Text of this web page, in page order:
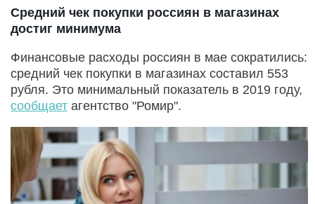
Средний чек покупки россиян в магазинах
достиг минимума
Финансовые расходы россиян в мае сократились:
средний чек покупки в магазинах составил 553
рубля. Это минимальный показатель в 2019 году,
сообщает агентство "Ромир".